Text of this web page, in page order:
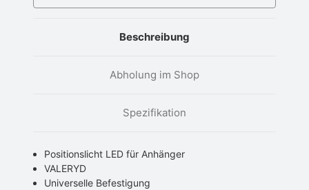
Beschreibung
Abholung im Shop
Spezifikation
Positionslicht LED für Anhänger
VALERYD
Universelle Befestigung